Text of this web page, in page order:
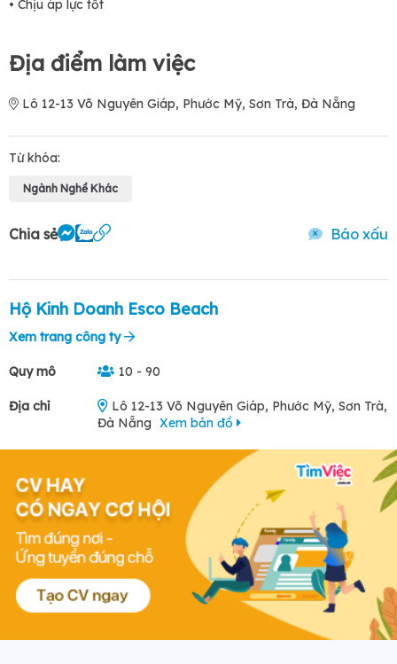
• Chịu áp lực tốt
Địa điểm làm việc
Lô 12-13 Võ Nguyên Giáp, Phước Mỹ, Sơn Trà, Đà Nẵng
Từ khóa:
Ngành Nghề Khác
Chia sẻ Báo xấu
Hộ Kinh Doanh Esco Beach
Xem trang công ty
Quy mô 10 - 90
Địa chỉ
Lô 12-13 Võ Nguyên Giáp, Phước Mỹ, Sơn Trà,
Đà Nẵng Xem bản đồ